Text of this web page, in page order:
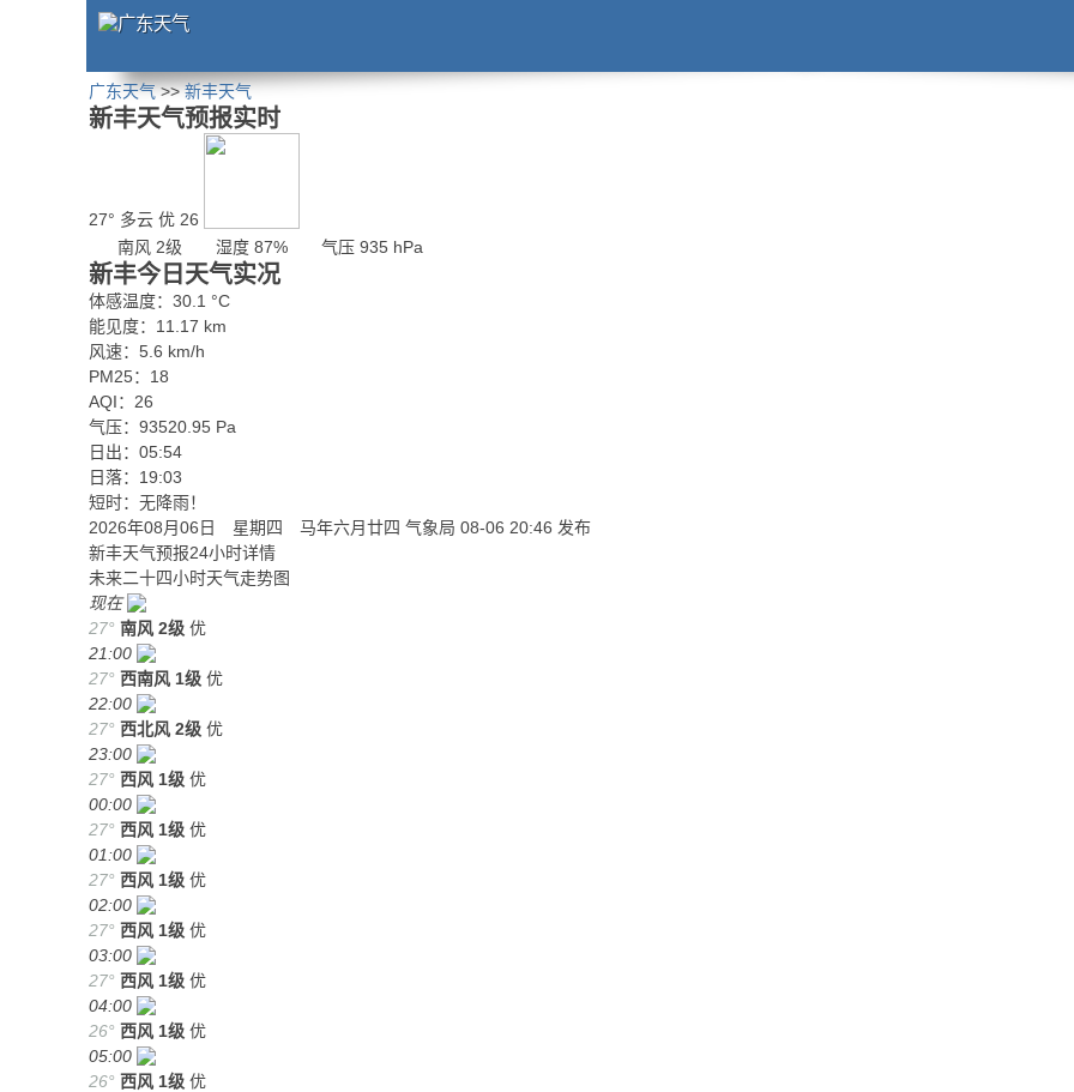
广东天气>>新丰天气
新丰天气预报实时
27° 多云 优 26
南风 2级
湿度 87% 气压 935 hPa
新丰今日天气实况
体感温度：30.1 °C
能见度：11.17 km
风速：5.6 km/h
PM25：18
AQI：26
气压：93520.95 Pa
日出：05:54
日落：19:03
短时：无降雨！
2026年08月06日 星期四 马年六月廿四 气象局 08-06 20:46 发布
新丰天气预报24小时详情
未来二十四小时天气走势图
现在
27° 南风 2级 优
21:00
27° 西南风 1级 优
22:00
27° 西北风 2级 优
23:00
27° 西风 1级 优
00:00
27° 西风 1级 优
01:00
27° 西风 1级 优
02:00
27° 西风 1级 优
03:00
27° 西风 1级 优
04:00
26° 西风 1级 优
05:00
26° 西风 1级 优